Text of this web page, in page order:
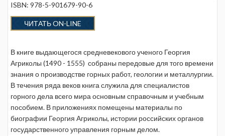
ISBN: 978-5-901679-90-6
ЧИТАТЬ ON-LINE
В книге выдающегося средневекового ученого Георгия
Агриколы (1490 - 1555) собраны передовые для того времени
знания о производстве горных работ, геологии и металлургии.
В течения ряда веков книга служила для специалистов
горного дела всего мира основным справочным и учебным
пособием. В приложениях помещены материалы по
биографии Георгия Агриколы, истории российских органов
государственного управления горным делом.